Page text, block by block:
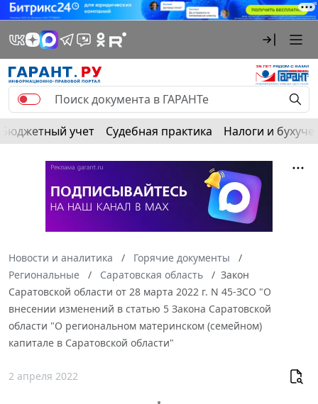
Бюджетный учет Судебная практика Налоги и
Новости и аналитика
Горячие документы
Региональные
Саратовская область
Закон
Саратовской области от 28 марта 2022 г. N 45-ЗСО "О
внесении изменений в статью 5 Закона Саратовской
области "О региональном материнском (семейном)
капитале в Саратовской области"
2 апреля 2022